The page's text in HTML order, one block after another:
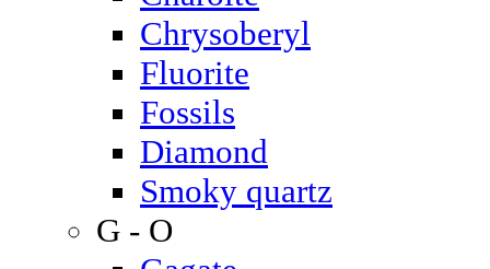
Chrysoberyl
Fluorite
Fossils
Diamond
Smoky quartz
G - O